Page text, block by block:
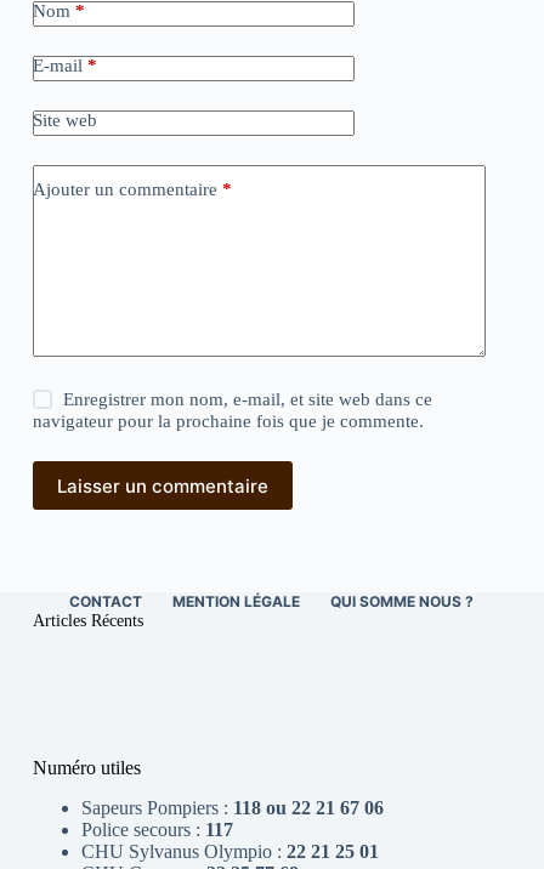
Nom *
E-mail *
Site web
Ajouter un commentaire *
Enregistrer mon nom, e-mail, et site web dans ce
navigateur pour la prochaine fois que je commente.
Laisser un commentaire
CONTACT MENTION LÉGALE QUI SOMME NOUS ?
Articles Récents
Numéro utiles
Sapeurs Pompiers : 118 ou 22 21 67 06
Police secours : 117
CHU Sylvanus Olympio : 22 21 25 01